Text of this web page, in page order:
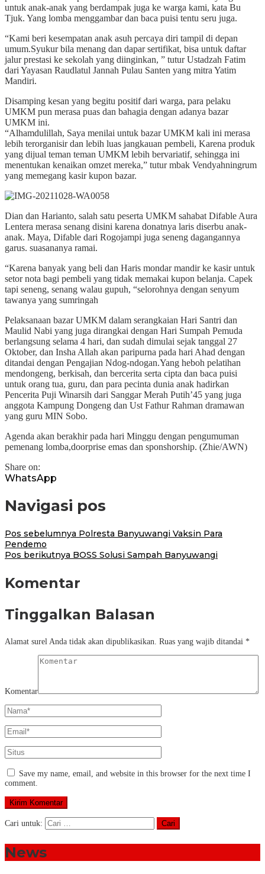
untuk anak-anak yang berdampak juga ke warga kami, kata Bu
Tjuk. Yang lomba menggambar dan baca puisi tentu seru juga.
“Kami beri kesempatan anak asuh percaya diri tampil di depan
umum.Syukur bila menang dan dapar sertifikat, bisa untuk daftar
jalur prestasi ke sekolah yang diinginkan, ” tutur Ustadzah Fatim
dari Yayasan Raudlatul Jannah Pulau Santen yang mitra Yatim
Mandiri.
Disamping kesan yang begitu positif dari warga, para pelaku
UMKM pun merasa puas dan bahagia dengan adanya bazar
UMKM ini.
“Alhamdulillah, Saya menilai untuk bazar UMKM kali ini merasa
lebih terorganisir dan lebih luas jangkauan pembeli, Karena produk
yang dijual teman teman UMKM lebih bervariatif, sehingga ini
menentukan kenaikan omzet mereka,” tutur mbak Vendyahningrum
yang memegang kasir kupon bazar.
Dian dan Harianto, salah satu peserta UMKM sahabat Difable Aura
Lentera merasa senang disini karena donatnya laris diserbu anak-
anak. Maya, Difable dari Rogojampi juga seneng dagangannya
garus. suasananya ramai.
“Karena banyak yang beli dan Haris mondar mandir ke kasir untuk
setor nota bagi pembeli yang tidak memakai kupon belanja. Capek
tapi seneng, senang walau gupuh, “selorohnya dengan senyum
tawanya yang sumringah
Pelaksanaan bazar UMKM dalam serangkaian Hari Santri dan
Maulid Nabi yang juga dirangkai dengan Hari Sumpah Pemuda
berlangsung selama 4 hari, dan sudah dimulai sejak tanggal 27
Oktober, dan Insha Allah akan paripurna pada hari Ahad dengan
ditandai dengan Pengajian Ndog-ndogan.Yang heboh pelatihan
mendongeng, berkisah, dan bercerita serta cipta dan baca puisi
untuk orang tua, guru, dan para pecinta dunia anak hadirkan
Pencerita Puji Winarsih dari Sanggar Merah Putih’45 yang juga
anggota Kampung Dongeng dan Ust Fathur Rahman dramawan
yang guru MIN Sobo.
Agenda akan berakhir pada hari Minggu dengan pengumuman
pemenang lomba,doorprise emas dan sponshorship. (Zhie/AWN)
Share on:
WhatsApp
Navigasi pos
Pos sebelumnya Polresta Banyuwangi Vaksin Para
Pendemo
Pos berikutnya BOSS Solusi Sampah Banyuwangi
Komentar
Tinggalkan Balasan
Alamat surel Anda tidak akan dipublikasikan. Ruas yang wajib ditandai *
Komentar
Save my name, email, and website in this browser for the next time I
comment.
Cari untuk:
News